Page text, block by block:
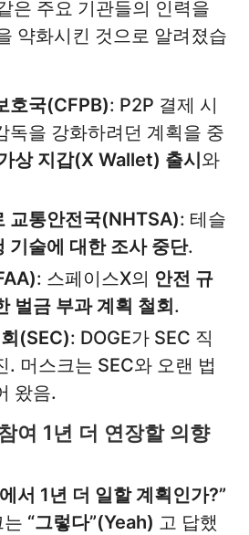
은 주요 기관들의 인력을
약화시킨 것으로 알려졌습
호국(CFPB): P2P 결제 시
독을 강화하려던 계획을 중
상 지갑(X Wallet) 출시와
교통안전국(NHTSA): 테슬
기술에 대한 조사 중단.
: 스페이스X의 안전 규
벌금 부과 계획 철회.
(SEC): DOGE가 SEC 직
. 머스크는 SEC와 오랜 법
왔음.
여 1년 더 연장할 의향
서 1년 더 일할 계획인가?”
는 “그렇다”(Yeah) 고 답했